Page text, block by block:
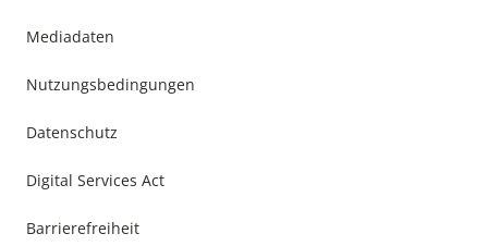
Mediadaten
Nutzungsbedingungen
Datenschutz
Digital Services Act
Barrierefreiheit